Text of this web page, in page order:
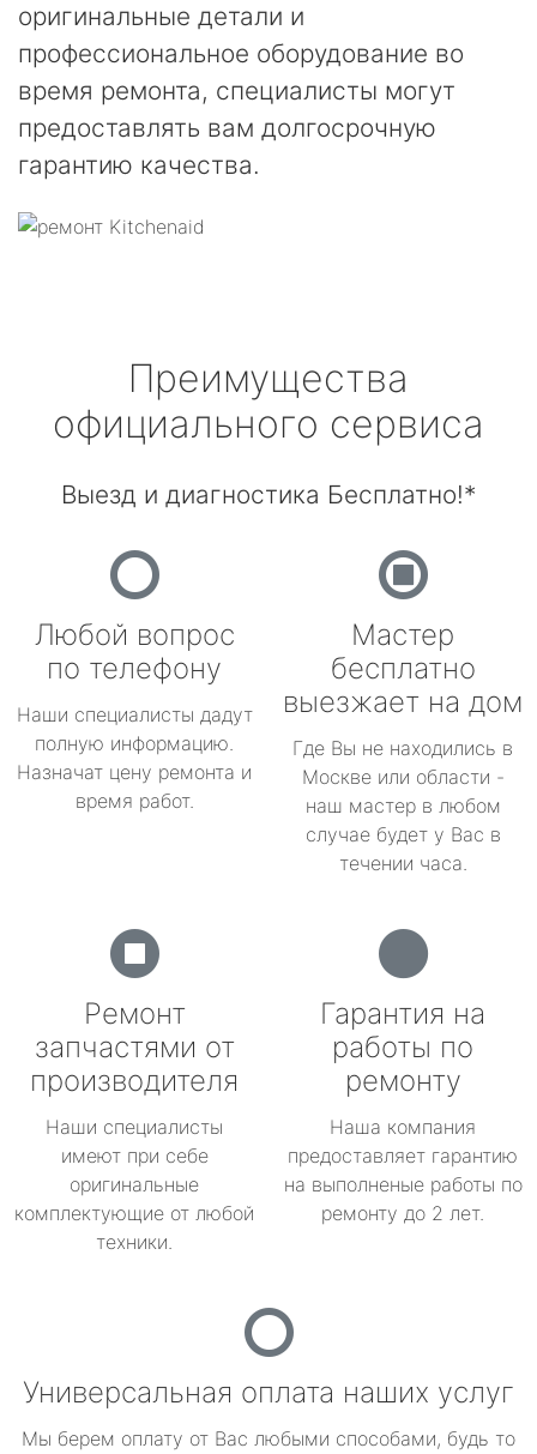
оригинальные детали и
профессиональное оборудование во
время ремонта, специалисты могут
предоставлять вам долгосрочную
гарантию качества.
Преимущества
официального сервиса
Выезд и диагностика Бесплатно!*
Любой вопрос
по телефону
Наши специалисты дадут
полную информацию.
Назначат цену ремонта и
время работ.
Мастер
бесплатно
выезжает на дом
Где Вы не находились в
Москве или области -
наш мастер в любом
случае будет у Вас в
течении часа.
Ремонт
запчастями от
производителя
Наши специалисты
имеют при себе
оригинальные
комплектующие от любой
техники.
Гарантия на
работы по
ремонту
Наша компания
предоставляет гарантию
на выполненые работы по
ремонту до 2 лет.
Универсальная оплата наших услуг
Мы берем оплату от Вас любыми способами, будь то